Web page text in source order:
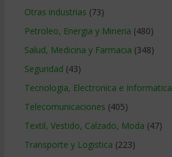
Otras industrias (73)
Petroleo, Energia y Mineria (480)
Salud, Medicina y Farmacia (348)
Seguridad (43)
Tecnologia, Electronica e Informatica
Telecomunicaciones (405)
Textil, Vestido, Calzado, Moda (47)
Transporte y Logistica (223)